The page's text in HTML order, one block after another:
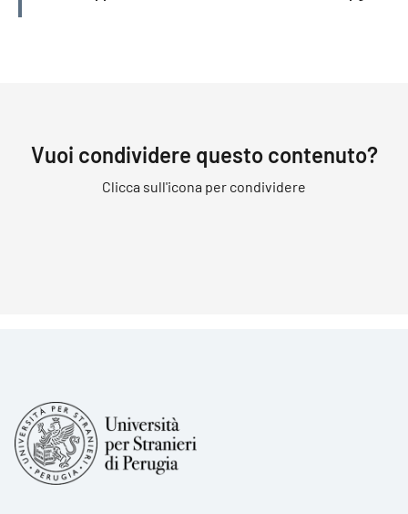
Vuoi condividere questo contenuto?
Clicca sull'icona per condividere